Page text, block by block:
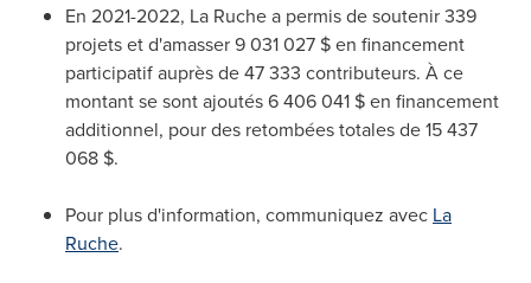
En 2021-2022, La Ruche a permis de soutenir 339
projets et d'amasser 9 031 027 $ en financement
participatif auprès de 47 333 contributeurs. À ce
montant se sont ajoutés 6 406 041 $ en financement
additionnel, pour des retombées totales de 15 437
068 $.
Pour plus d'information, communiquez avec La
Ruche.